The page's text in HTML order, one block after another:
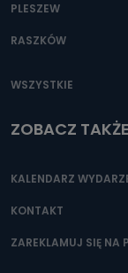
PLESZEW
RASZKÓW
WSZYSTKIE
ZOBACZ TAKŻE
KALENDARZ
KONTAKT
ZAREKLAMUJ SIĘ NA